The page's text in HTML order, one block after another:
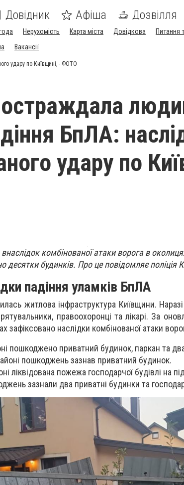
Довідник Афіша Дозвілля
Нерухомість Карта міста Довідкова Питання
Вакансії
удару по Київщині, - ФОТО
БпЛА:
удару по
комбінованої атаки ворога в
десятки будинків. Про це повідомляє поліція
падіння уламків БпЛА
житлова інфраструктура Київщини.
правоохоронці та лікарі. За
зафіксовано наслідки комбінованої атаки
пошкоджено приватний будинок, паркан та
пошкоджень зазнав приватний будинок.
ліквідована пожежа господарчої будівлі на
зазнали два приватні будинки та